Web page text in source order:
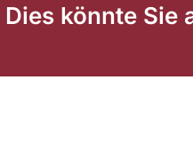
Dies könnte Sie